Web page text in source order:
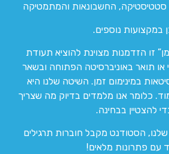
החשבונאות והמתמטיקה
במקצועות נוספים.
זו הזדמנות מצוינת להוציא תעודת
תואר באוניברסיטה הפתוחה ובשאר
במינימום זמן. השיטה שלנו היא
כלומר אנו מלמדים בדיוק מה שצריך
להצטיין בבחינה.
שלנו, הסטודנט מקבל חוברות תרגילים
עם פתרונות מלאים!